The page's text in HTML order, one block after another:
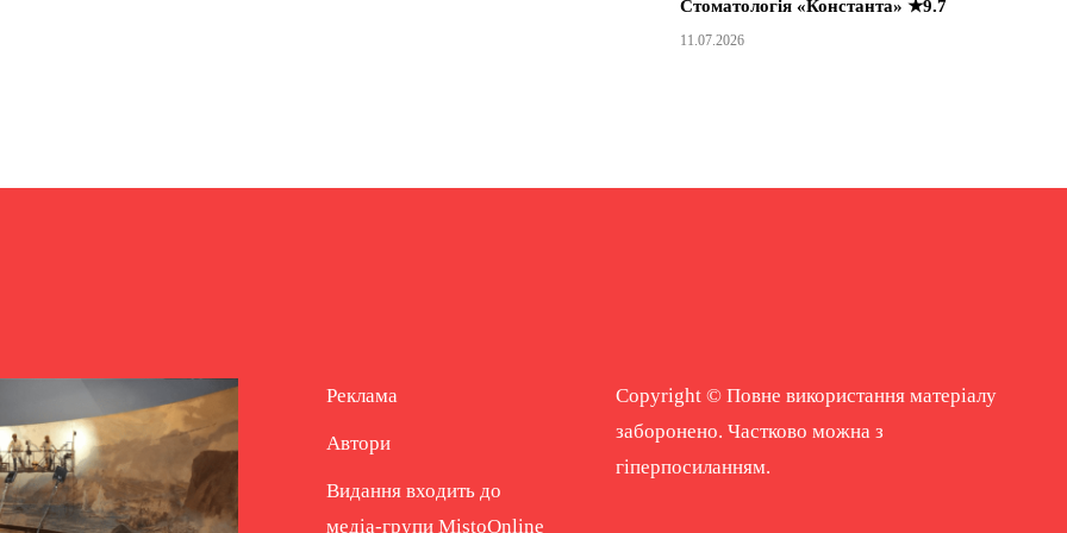
Стоматологія «Константа» ★9.7
11.07.2026
Реклама
Автори
Видання входить до
медіа-групи MistoOnline
Copyright © Повне використання матеріалу
заборонено. Частково можна з
гіперпосиланням.